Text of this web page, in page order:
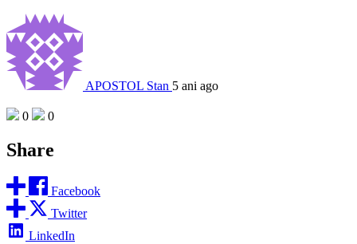
APOSTOL Stan 5 ani ago
0 0
Share
Facebook
Twitter
LinkedIn